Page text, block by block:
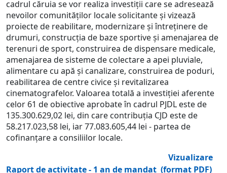
cadrul căruia se vor realiza investiții care se adresează
nevoilor comunităților locale solicitante și vizează
proiecte de reabilitare, modernizare și întreținere de
drumuri, construcția de baze sportive și amenajarea de
terenuri de sport, construirea de dispensare medicale,
amenajarea de sisteme de colectare a apei pluviale,
alimentare cu apă și canalizare, construirea de poduri,
reabilitarea de centre civice și revitalizarea
cinematografelor. Valoarea totală a investiției aferente
celor 61 de obiective aprobate în cadrul PJDL este de
135.300.629,02 lei, din care contribuția CJD este de
58.217.023,58 lei, iar 77.083.605,44 lei - partea de
cofinanțare a consiliilor locale.
Vizualizare
Raport de activitate - 1 an de mandat (format PDF)